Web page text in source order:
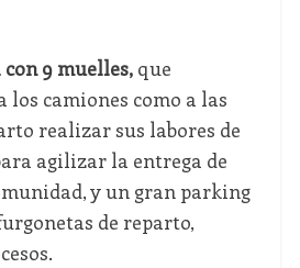
9 muelles,que
camiones como a las
realizar sus labores de
agilizar la entrega de
y un gran parking
de reparto,